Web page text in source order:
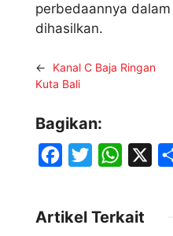
perbedaannya
dihasilkan.
←
Kanal C Baja Ringan
Kuta Bali
Bagikan:
e
t
W
t
Artikel Terkait